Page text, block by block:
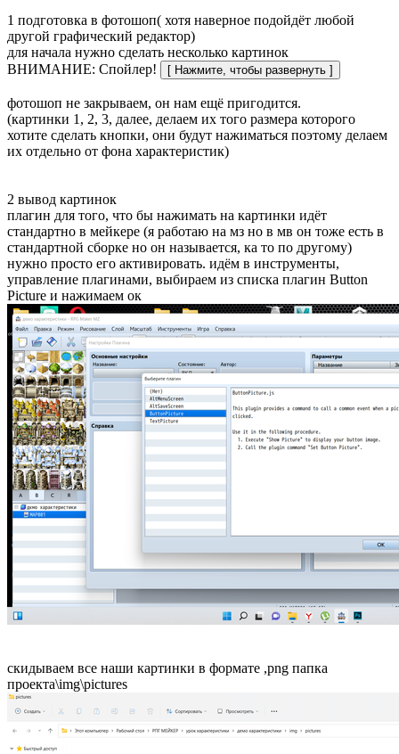
1 подготовка в фотошоп( хотя наверное подойдёт любой
другой графический редактор)
для начала нужно сделать несколько картинок
ВНИМАНИЕ: Спойлер!
фотошоп не закрываем, он нам ещё пригодится.
(картинки 1, 2, 3, далее, делаем их того размера которого
хотите сделать кнопки, они будут нажиматься поэтому делаем
их отдельно от фона характеристик)
2 вывод картинок
плагин для того, что бы нажимать на картинки идёт
стандартно в мейкере (я работаю на мз но в мв он тоже есть в
стандартной сборке но он называется, ка то по другому)
нужно просто его активировать. идём в инструменты,
управление плагинами, выбираем из списка плагин Button
Picture и нажимаем ок
скидываем все наши картинки в формате ,png папка
проекта\img\pictures